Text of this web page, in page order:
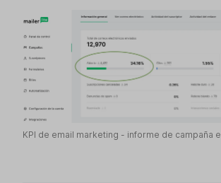
KPI de email marketing - informe de campaña